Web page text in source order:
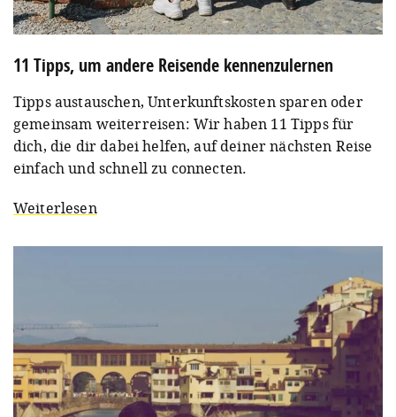
11 Tipps, um andere Reisende kennenzulernen
Tipps austauschen, Unterkunftskosten sparen oder
gemeinsam weiterreisen: Wir haben 11 Tipps für
dich, die dir dabei helfen, auf deiner nächsten Reise
einfach und schnell zu connecten.
Weiterlesen